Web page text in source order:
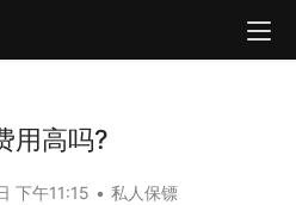
用高吗?
下午11:15 • 私人保镖